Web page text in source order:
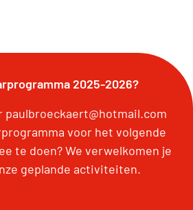
2025-2026?
paulbroeckaert@hotmail.com
voor het volgende
te doen? We verwelkomen je
geplande activiteiten.